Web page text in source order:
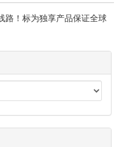
路！标为独享产品保证全球